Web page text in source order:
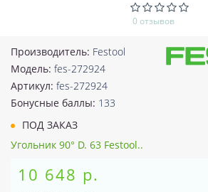
0 отзывов
Производитель: Festool
Модель: fes-272924
Артикул: fes-272924
Бонусные баллы: 133
ПОД ЗАКАЗ
Угольник 90° D. 63 Festool..
10 648 р.